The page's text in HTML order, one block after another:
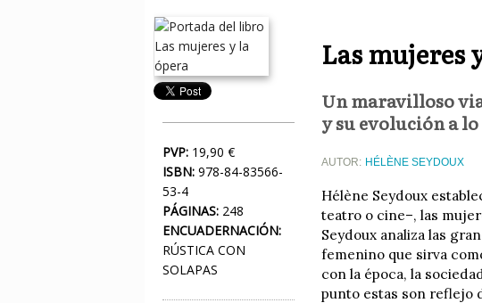
PVP: 19,90 €
ISBN: 978-84-83566-
53-4
PÁGINAS: 248
ENCUADERNACIÓN:
RÚSTICA CON
SOLAPAS
Las mujeres
Un maravilloso
y su evolución a
AUTOR: HÉLÈNE SEYDOUX
Hélène Seydoux
teatro o cine–, las
Seydoux analiza las
femenino que sirva
con la época, la
punto estas son reflejo